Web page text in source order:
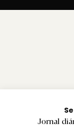
Jornal